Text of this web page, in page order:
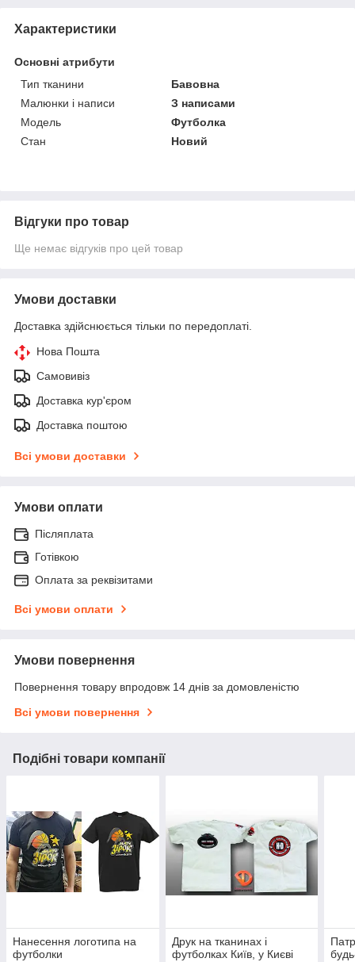
Характеристики
Основні атрибути
Тип тканини
Бавовна
Малюнки і написи
З написами
Модель
Футболка
Стан
Новий
Відгуки про товар
Ще немає відгуків про цей товар
Умови доставки
Доставка здійснюється тільки по передоплаті.
Нова Пошта
Самовивіз
Доставка кур'єром
Доставка поштою
Всі умови доставки
Умови оплати
Післяплата
Готівкою
Оплата за реквізитами
Всі умови оплати
Умови повернення
Повернення товару впродовж 14 днів за домовленістю
Всі умови повернення
Подібні товари компанії
Нанесення логотипа на
футболки
Друк на тканинах і
футболках Київ, у Києві